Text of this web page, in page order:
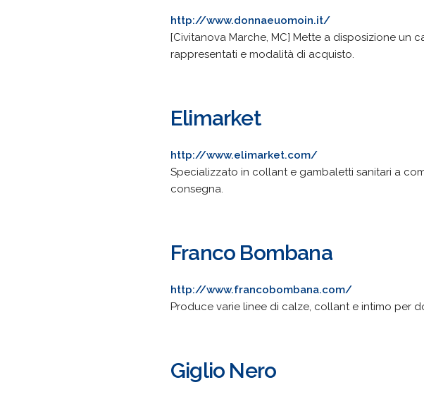
http://www.donnaeuomoin.it/
[Civitanova Marche, MC] Mette a disposizione un
rappresentati e modalità di acquisto.
Elimarket
http://www.elimarket.com/
Specializzato in collant e gambaletti sanitari a
consegna.
Franco Bombana
http://www.francobombana.com/
Produce varie linee di calze, collant e intimo per
Giglio Nero